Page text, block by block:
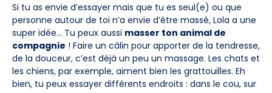
Si tu as envie d’essayer mais que tu es seul(e) ou que
personne autour de toi n’a envie d’être massé, Lola a une
super idée… Tu peux aussi masser ton animal de
compagnie ! Faire un câlin pour apporter de la tendresse,
de la douceur, c’est déjà un peu un massage. Les chats et
les chiens, par exemple, aiment bien les grattouilles. Eh
bien, tu peux essayer différents endroits : dans le cou, sur